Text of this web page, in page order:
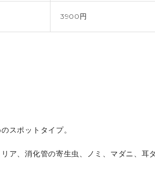
3900円
スポットタイプ。
ア、消化管の寄生虫、ノミ、マダニ、耳